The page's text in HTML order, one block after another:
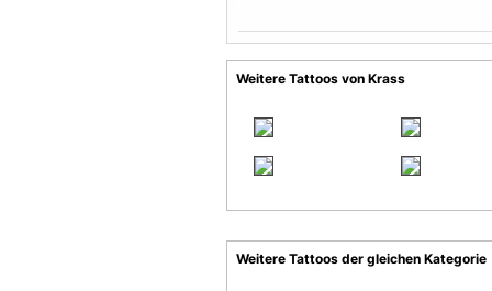
Weitere Tattoos von Krass
Weitere Tattoos der gleichen Kategorie